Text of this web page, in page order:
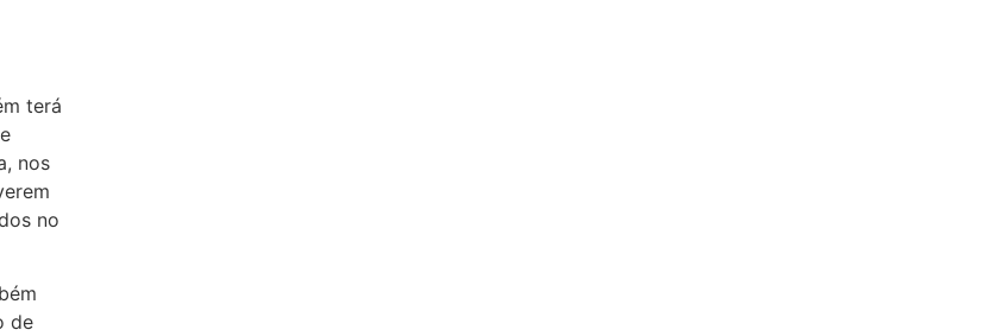
terá
nos
no
de